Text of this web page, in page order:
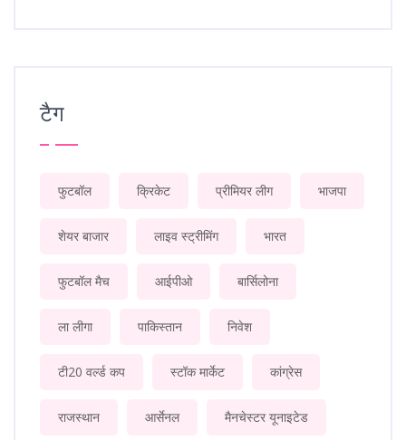
टैग
फुटबॉल क्रिकेट प्रीमियर लीग भाजपा
शेयर बाजार लाइव स्ट्रीमिंग भारत
फुटबॉल मैच आईपीओ बार्सिलोना
ला लीगा पाकिस्तान निवेश
टी20 वर्ल्ड कप स्टॉक मार्केट कांग्रेस
राजस्थान आर्सेनल मैनचेस्टर यूनाइटेड